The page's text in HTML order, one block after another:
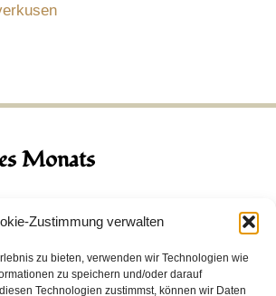
Zustimmung verwalten
zu bieten, verwenden wir Technologien wie
zu speichern und/oder darauf
Technologien zustimmst, können wir Daten
Monats
Wood
(Irland)